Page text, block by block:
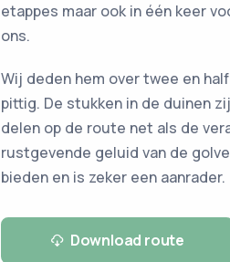
etappes maar ook in één keer
ons.
Wij deden hem over twee en
pittig. De stukken in de duinen
delen op de route net als de
rustgevende geluid van de
bieden en is zeker een aanrader.
Download route